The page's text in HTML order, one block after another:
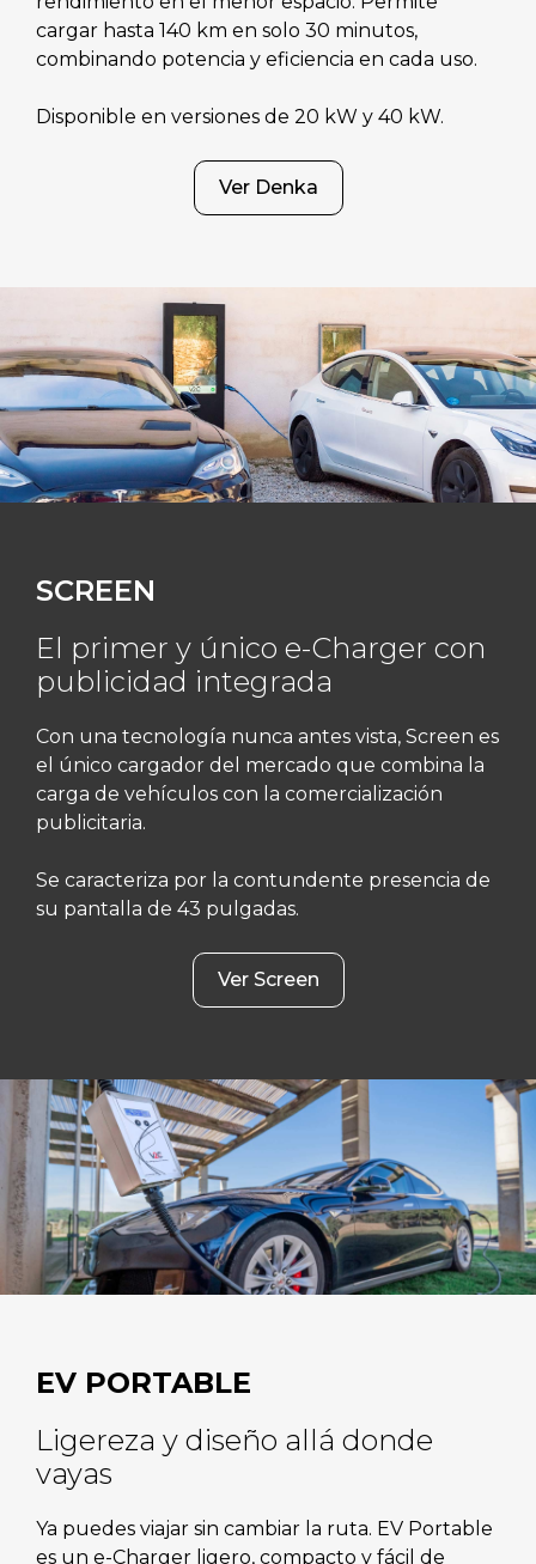
cargar hasta 140 km en solo 30 minutos,
combinando potencia y eficiencia en cada uso.
Disponible en versiones de 20 kW y 40 kW.
Ver Denka
SCREEN
El primer y único e-Charger con
publicidad integrada
Con una tecnología nunca antes vista, Screen es
el único cargador del mercado que combina la
carga de vehículos con la comercialización
publicitaria.
Se caracteriza por la contundente presencia de
su pantalla de 43 pulgadas.
Ver Screen
EV PORTABLE
Ligereza y diseño allá donde
vayas
Ya puedes viajar sin cambiar la ruta. EV Portable
es un e-Charger ligero, compacto y fácil de